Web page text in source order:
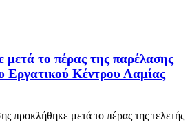
το πέρας της παρέλασης
Εργατικού Κέντρου Λαμίας
προκλήθηκε μετά το πέρας της τελετής